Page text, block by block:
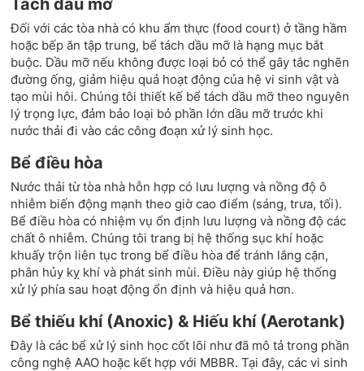
Tách dầu mỡ
Đối với các tòa nhà có khu ẩm thực (food court) ở tầng hầm
hoặc bếp ăn tập trung, bể tách dầu mỡ là hạng mục bắt
buộc. Dầu mỡ nếu không được loại bỏ có thể gây tắc nghẽn
đường ống, giảm hiệu quả hoạt động của hệ vi sinh vật và
tạo mùi hôi. Chúng tôi thiết kế bể tách dầu mỡ theo nguyên
lý trọng lực, đảm bảo loại bỏ phần lớn dầu mỡ trước khi
nước thải đi vào các công đoạn xử lý sinh học.
Bể điều hòa
Nước thải từ tòa nhà hỗn hợp có lưu lượng và nồng độ ô
nhiễm biến động mạnh theo giờ cao điểm (sáng, trưa, tối).
Bể điều hòa có nhiệm vụ ổn định lưu lượng và nồng độ các
chất ô nhiễm. Chúng tôi trang bị hệ thống sục khí hoặc
khuấy trộn liên tục trong bể điều hòa để tránh lắng cặn,
phân hủy kỵ khí và phát sinh mùi. Điều này giúp hệ thống
xử lý phía sau hoạt động ổn định và hiệu quả hơn.
Bể thiếu khí (Anoxic) & Hiếu khí (Aerotank)
Đây là các bể xử lý sinh học cốt lõi như đã mô tả trong phần
công nghệ AAO hoặc kết hợp với MBBR. Tại đây, các vi sinh